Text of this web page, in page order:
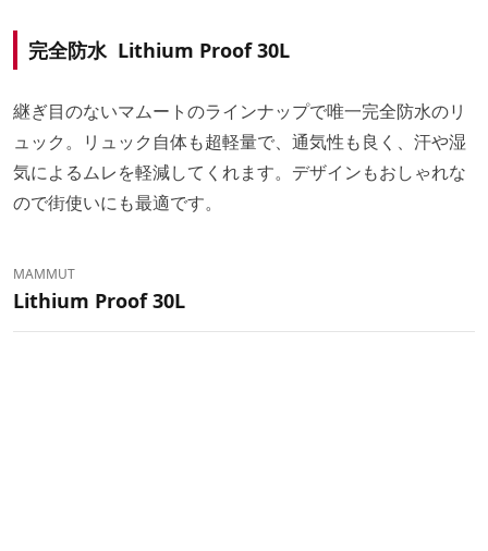
完全防水 Lithium Proof 30L
継ぎ目のないマムートのラインナップで唯一完全防水のリ
ュック。リュック自体も超軽量で、通気性も良く、汗や湿
気によるムレを軽減してくれます。デザインもおしゃれな
ので街使いにも最適です。
MAMMUT
Lithium Proof 30L